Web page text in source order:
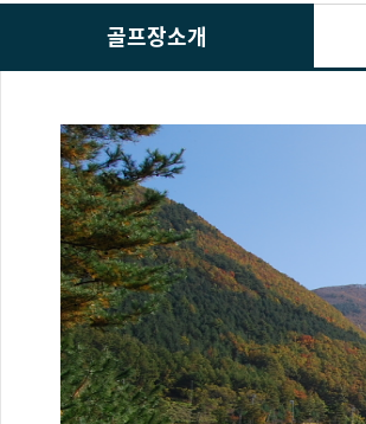
골프장소개